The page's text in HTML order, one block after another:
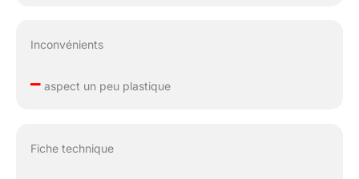
Inconvénients
–aspect un peu plastique
Fiche technique